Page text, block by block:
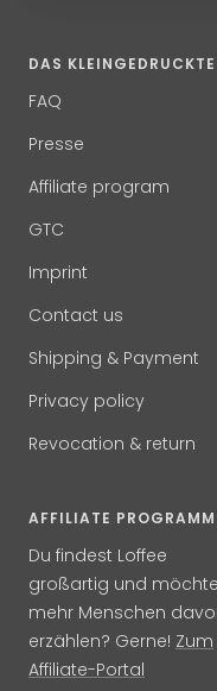
DAS KLEINGEDRUCKTE
FAQ
Presse
Affiliate program
GTC
Imprint
Contact us
Shipping & Payment
Privacy policy
Revocation & return
AFFILIATE PROGRAMM
Du findest Loffee
großartig und
mehr Menschen
erzählen? Gerne! Zum
Affiliate-Portal